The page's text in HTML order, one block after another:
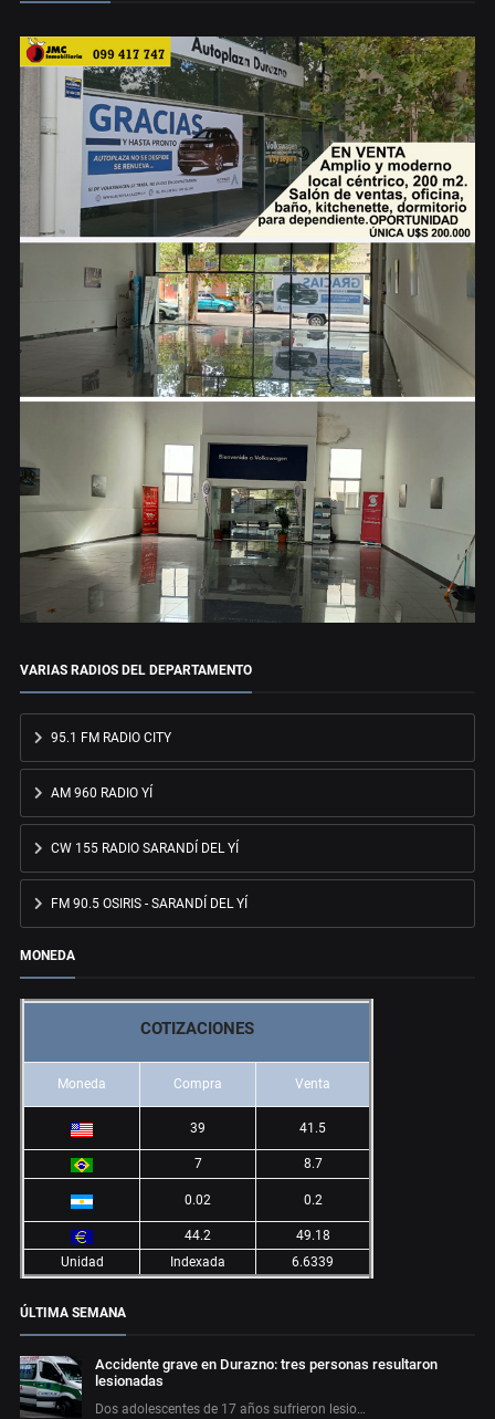
VARIAS RADIOS DEL DEPARTAMENTO
95.1 FM RADIO CITY
AM 960 RADIO YÍ
CW 155 RADIO SARANDÍ DEL YÍ
FM 90.5 OSIRIS - SARANDÍ DEL YÍ
MONEDA
COTIZACIONES
Moneda Compra Venta
39 41.5
7 8.7
0.02 0.2
44.2
49.18
Unidad
Indexada 6.6339
ÚLTIMA SEMANA
Accidente grave en Durazno: tres personas resultaron
lesionadas
Dos adolescentes de 17 años sufrieron lesio…